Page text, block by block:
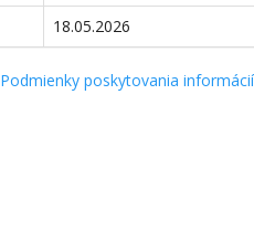
18.05.2026
Podmienky poskytovania